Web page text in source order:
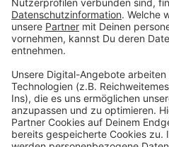
Details durch und
Nutzung des
Mehr
powered by
Fünf für Hannelore Kraft
Anzeige